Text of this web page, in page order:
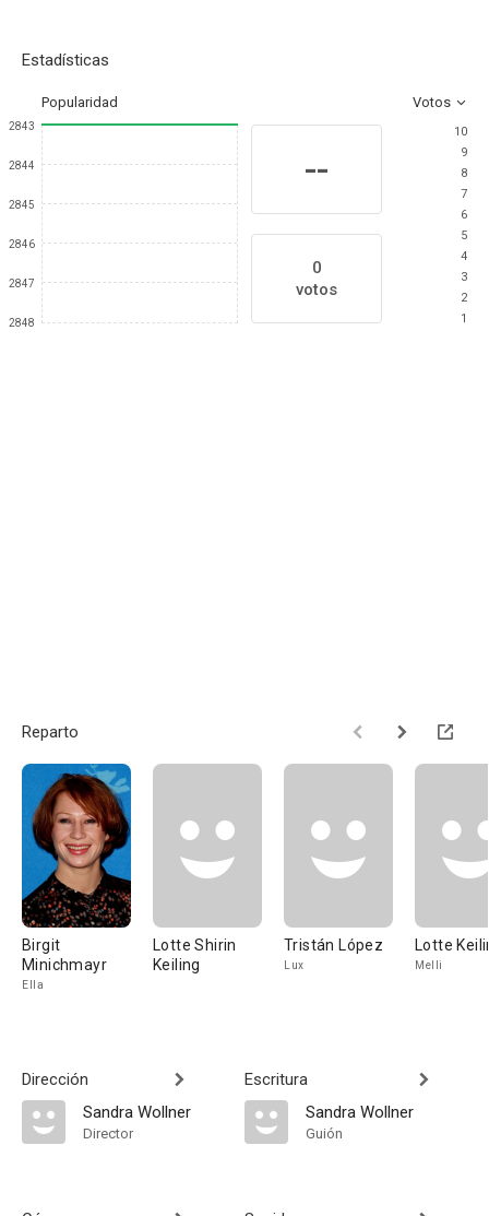
Estadísticas
Popularidad Votos
2843
2844
2845
2846
2847
2848
--
0
votos
10
9
8
7
6
5
4
3
2
1
Reparto
Birgit
Minichmayr
Ella
Lotte Shirin
Keiling
Tristán López
Lux
Lotte
Melli
Dirección
Sandra Wollner
Director
Escritura
Sandra Wollner
Guión